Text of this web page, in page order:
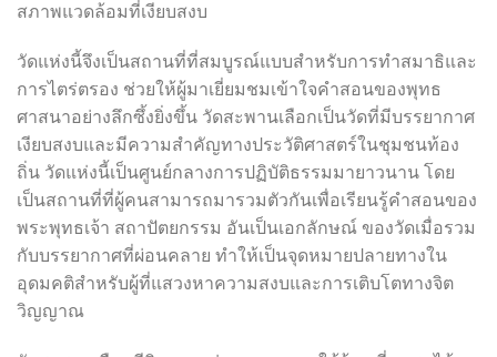
สภาพแวดล้อมที่เงียบสงบ
วัดแห่งนี้จึงเป็นสถานที่ที่สมบูรณ์แบบสำหรับการทำสมาธิและ
การไตร่ตรอง ช่วยให้ผู้มาเยี่ยมชมเข้าใจคำสอนของพุทธ
ศาสนาอย่างลึกซึ้งยิ่งขึ้น วัดสะพานเลือกเป็นวัดที่มีบรรยากาศ
เงียบสงบและมีความสำคัญทางประวัติศาสตร์ในชุมชนท้อง
ถิ่น วัดแห่งนี้เป็นศูนย์กลางการปฏิบัติธรรมมายาวนาน โดย
เป็นสถานที่ที่ผู้คนสามารถมารวมตัวกันเพื่อเรียนรู้คำสอนของ
พระพุทธเจ้า สถาปัตยกรรม อันเป็นเอกลักษณ์ ของวัดเมื่อรวม
กับบรรยากาศที่ผ่อนคลาย ทำให้เป็นจุดหมายปลายทางใน
อุดมคติสำหรับผู้ที่แสวงหาความสงบและการเติบโตทางจิต
วิญญาณ